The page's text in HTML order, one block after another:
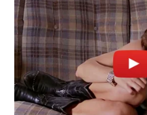
WN
MAJALENGKA
WN
SUBANG